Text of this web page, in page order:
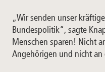
„Wir senden unser
Bundespolitik“, sagte
Menschen sparen! Nicht
Angehörigen und nicht